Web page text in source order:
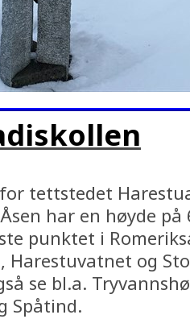
tettstedet
har en høyde på
punktet i
og
se bl.a.
Spåtind.